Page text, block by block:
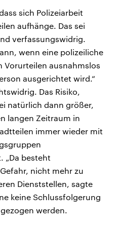
sich Polizeiarbeit
aufhänge. Das sei
verfassungswidrig.
wenn eine polizeiliche
Vorurteilen ausnahmslos
ausgerichtet wird.“
Das Risiko,
natürlich dann größer,
langen Zeitraum in
immer wieder mit
„Da besteht
nicht mehr zu
Dienststellen, sagte
keine Schlussfolgerung
werden.